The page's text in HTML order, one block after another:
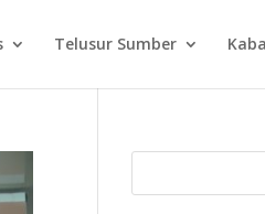
Telusur Sumber